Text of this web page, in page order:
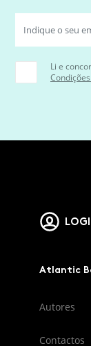
Li e
Atlantic
Autores
Contactos